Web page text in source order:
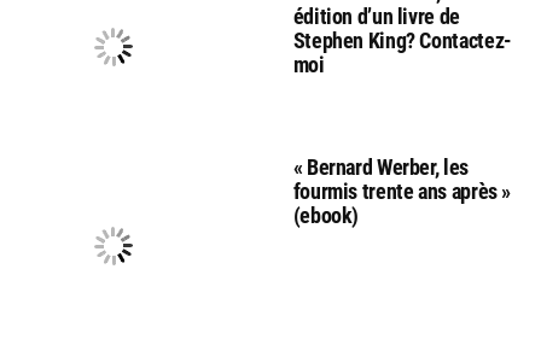
édition d’un livre de
Stephen King? Contactez-
moi
« Bernard Werber, les
fourmis trente ans après »
(ebook)